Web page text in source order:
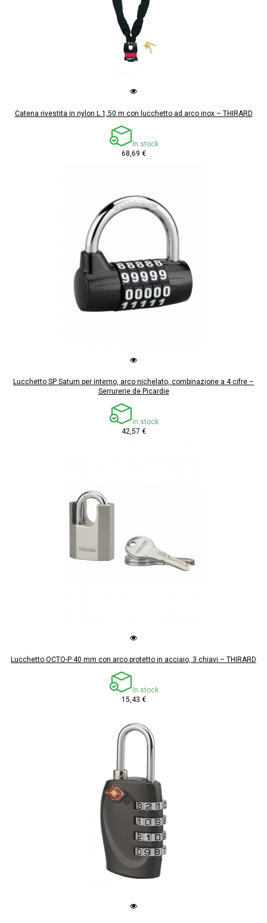
Catena rivestita in nylon L 1,50 m con lucchetto ad arco inox – THIRARD
In stock
68,69 €
Lucchetto SP Saturn per interno, arco nichelato, combinazione a 4 cifre –
Serrurerie de Picardie
In stock
42,57 €
Lucchetto OCTO-P 40 mm con arco protetto in acciaio, 3 chiavi – THIRARD
In stock
15,43 €